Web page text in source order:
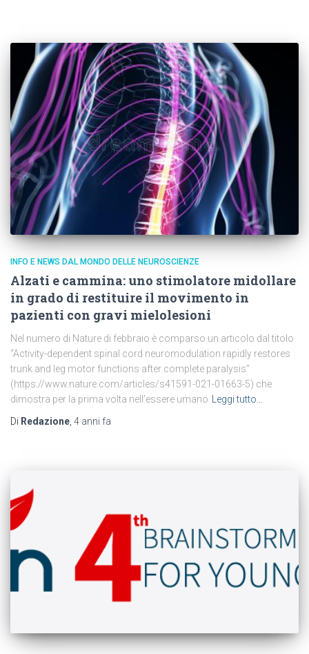
INFO E NEWS DAL MONDO DELLE NEUROSCIENZE
Alzati e cammina: uno stimolatore midollare
in grado di restituire il movimento in
pazienti con gravi mielolesioni
Nel numero di Nature di febbraio è comparso un articolo dal titolo
“Activity-dependent spinal cord neuromodulation rapidly restores
trunk and leg motor functions after complete paralysis”
(https://www.nature.com/articles/s41591-021-01663-5) che
dimostra per la prima volta nell’essere umano Leggi tutto…
Di Redazione, 4 anni fa